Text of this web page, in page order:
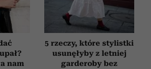
nam
5 rzeczy, które stylistki
usunęłyby z letniej
garderoby bez